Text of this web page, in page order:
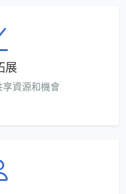
展
享資源和機會